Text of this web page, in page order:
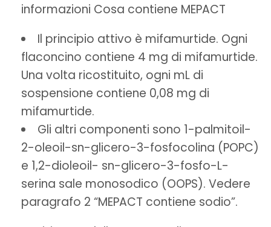
informazioni Cosa contiene MEPACT
Il principio attivo è mifamurtide. Ogni
flaconcino contiene 4 mg di mifamurtide.
Una volta ricostituito, ogni mL di
sospensione contiene 0,08 mg di
mifamurtide.
Gli altri componenti sono 1-palmitoil-
2-oleoil-sn-glicero-3-fosfocolina (POPC)
e 1,2-dioleoil- sn-glicero-3-fosfo-L-
serina sale monosodico (OOPS). Vedere
paragrafo 2 “MEPACT contiene sodio”.